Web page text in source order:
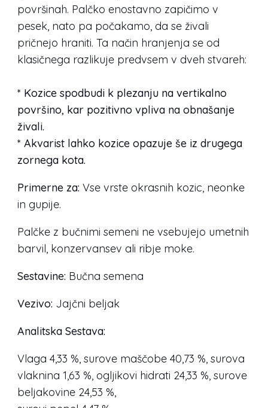
površinah. Palčko enostavno zapičimo v
pesek, nato pa počakamo, da se živali
pričnejo hraniti. Ta način hranjenja se od
klasičnega razlikuje predvsem v dveh stvareh:
* Kozice spodbudi k plezanju na vertikalno
površino, kar pozitivno vpliva na obnašanje
živali.
* Akvarist lahko kozice opazuje še iz drugega
zornega kota.
Primerne za: Vse vrste okrasnih kozic, neonke
in gupije.
Palčke z bučnimi semeni ne vsebujejo umetnih
barvil, konzervansev ali ribje moke.
Sestavine: Bučna semena
Vezivo: Jajčni beljak
Analitska Sestava:
Vlaga 4,33 %, surove maščobe 40,73 %, surova
vlaknina 1,63 %, ogljikovi hidrati 24,33 %, surove
beljakovine 24,53 %,